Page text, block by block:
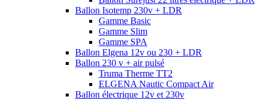
Ballon Isotemp 230v + LDR
Gamme Basic
Gamme Slim
Gamme SPA
Ballon Elgena 12v ou 230 + LDR
Ballon 230 v + air pulsé
Truma Therme TT2
ELGENA Nautic Compact Air
Ballon électrique 12v et 230v